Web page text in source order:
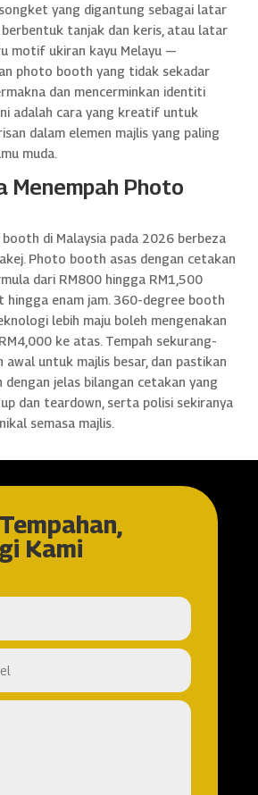
yang digantung sebagai latar
tanjak dan keris, atau latar
motif ukiran kayu Melayu —
photo booth yang tidak sekadar
dan mencerminkan identiti
adalah cara yang kreatif untuk
dalam elemen majlis yang paling
muda.
Menempah Photo
di Malaysia pada 2026 berbeza
Photo booth asas dengan cetakan
dari RM800 hingga RM1,500
hingga enam jam. 360-degree booth
lebih maju boleh mengenakan
ke atas. Tempah sekurang-
awal untuk majlis besar, dan pastikan
jelas bilangan cetakan yang
dan teardown, serta polisi sekiranya
semasa majlis.
Kami